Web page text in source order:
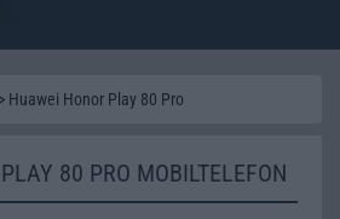
> Huawei Honor Play 80 Pro
80 PRO MOBILTELEFON